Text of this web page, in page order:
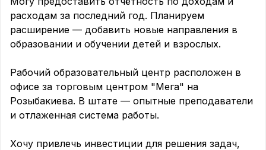
расходам за последний год. Планируем
расширение — добавить новые направления в
образовании и обучении детей и взрослых.
Рабочий образовательный центр расположен в
офисе за торговым центром "Мега" на
Розыбакиева. В штате — опытные преподаватели
и отлаженная система работы.
Хочу привлечь инвестиции для решения задач,